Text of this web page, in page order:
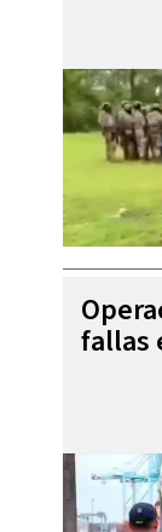
fallas